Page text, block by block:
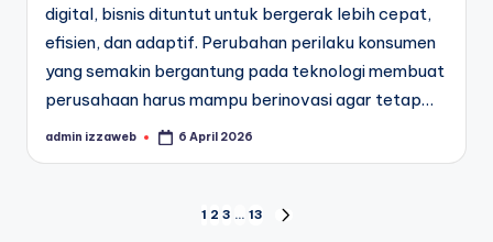
digital, bisnis dituntut untuk bergerak lebih cepat,
efisien, dan adaptif. Perubahan perilaku konsumen
yang semakin bergantung pada teknologi membuat
perusahaan harus mampu berinovasi agar tetap…
Posted
admin izzaweb 6 April 2026
1 2 3 … 13